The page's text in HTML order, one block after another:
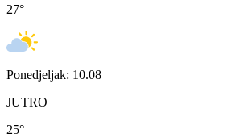
27°
Ponedjeljak: 10.08
JUTRO
25°